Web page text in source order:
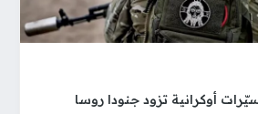
أوكرانية تزود جنودا روسا